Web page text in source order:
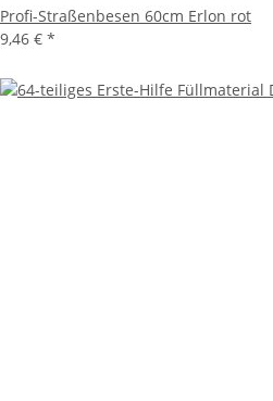
Profi-Straßenbesen 60cm Erlon rot
9,46 € *